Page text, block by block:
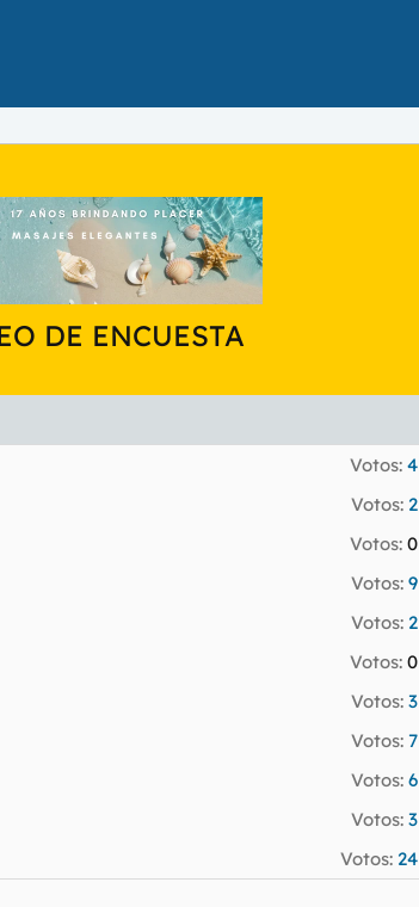
DE ENCUESTA
Votos: 4
Votos: 2
Votos: 0
Votos: 9
Votos: 2
Votos: 0
Votos: 3
Votos: 7
Votos: 6
Votos: 3
Votos: 24